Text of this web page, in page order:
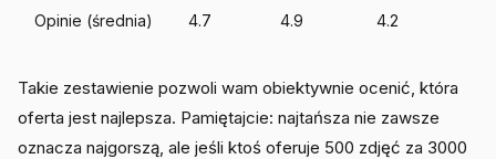
Opinie (średnia) 4.7 4.9 4.2
Takie zestawienie pozwoli wam obiektywnie ocenić, która
oferta jest najlepsza. Pamiętajcie: najtańsza nie zawsze
oznacza najgorszą, ale jeśli ktoś oferuje 500 zdjęć za 3000